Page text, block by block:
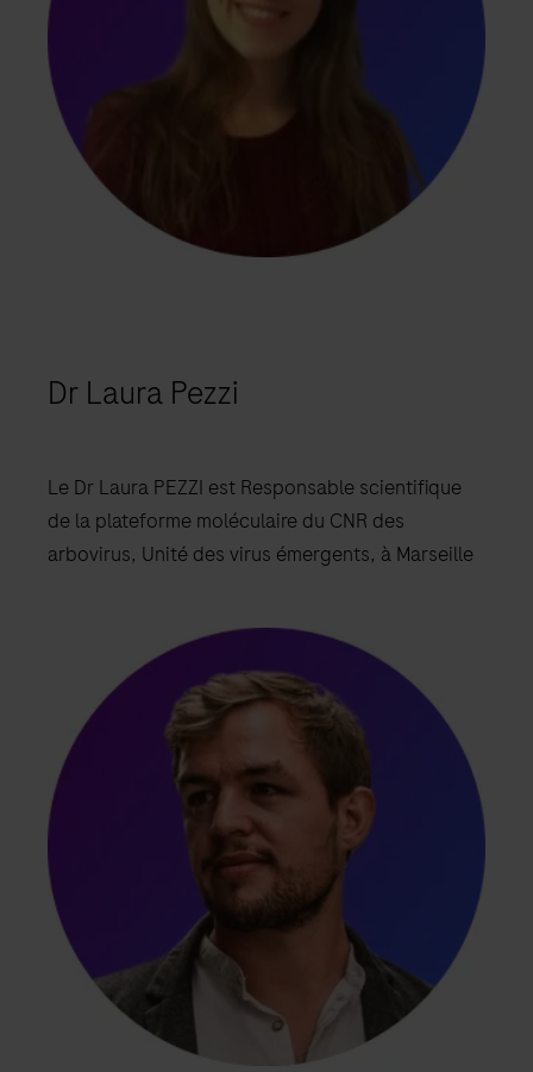
Dr Laura Pezzi
Le Dr Laura PEZZI est Responsable scientifique
de la plateforme moléculaire du CNR des
arbovirus, Unité des virus émergents, à Marseille